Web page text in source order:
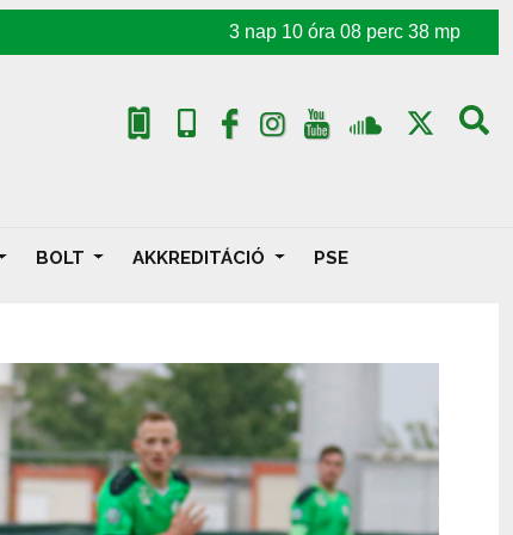
3 nap 10 óra 08 perc 36 mp
BOLT AKKREDITÁCIÓ PSE